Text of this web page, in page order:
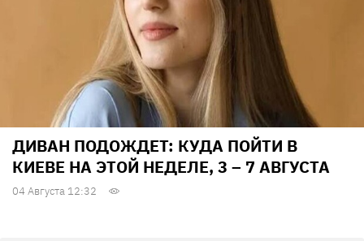
ДИВАН ПОДОЖДЕТ: КУДА ПОЙТИ В
КИЕВЕ НА ЭТОЙ НЕДЕЛЕ, 3 – 7 АВГУСТА
04 Августа 12:32